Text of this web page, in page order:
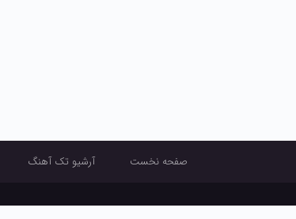
صفحه نخست آرشیو تک آهنگ